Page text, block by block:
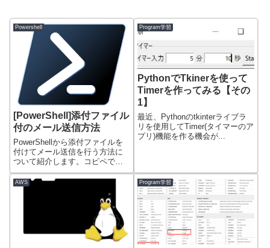
Powershell
[PowerShell]添付ファイル
付のメール送信方法
PowerShellから添付ファイルを
付けてメール送信を行う方法に
ついて紹介します。コピペでそ
のまま...
Program学習
PythonでTkinerを使って
Timerを作ってみる【その
1】
最近、Pythonのtkinterライブラ
リを使用してTimer(タイマーのア
プリ)機能を作る機会が...
AWS Program学習